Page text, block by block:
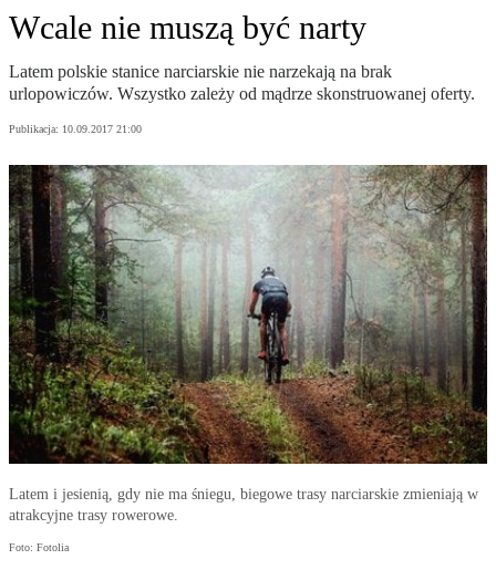
Wcale nie muszą być narty
Latem polskie stanice narciarskie nie narzekają na brak
urlopowiczów. Wszystko zależy od mądrze skonstruowanej oferty.
Publikacja: 10.09.2017 21:00
Latem i jesienią, gdy nie ma śniegu, biegowe trasy narciarskie zmieniają w
atrakcyjne trasy rowerowe.
Foto: Fotolia